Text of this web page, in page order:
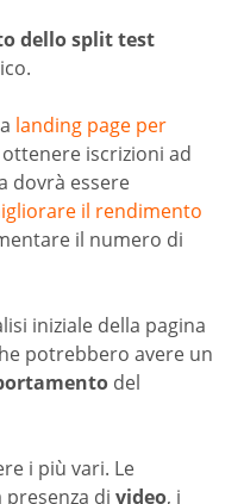
dello split test
landing page per
iscrizioni ad
dovrà essere
il rendimento
il numero di
iniziale della pagina
potrebbero avere un
del
i più vari. Le
presenza di video, i